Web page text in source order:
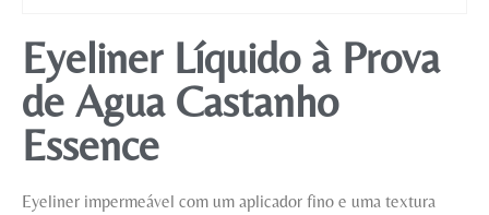
Eyeliner Líquido à Prova
de Agua Castanho
Essence
Eyeliner impermeável com um aplicador fino e uma textura